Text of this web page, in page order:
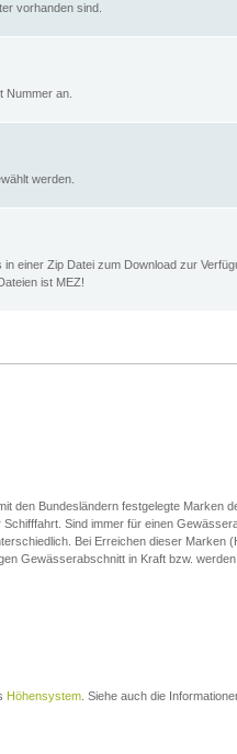
vorhanden sind.
Nummer an.
werden.
einer Zip Datei zum Download zur
ist MEZ!
den Bundesländern festgelegte Marken
Sind immer für einen
Bei Erreichen dieser Marken
Gewässerabschnitt in Kraft bzw.
Höhensystem . Siehe auch die